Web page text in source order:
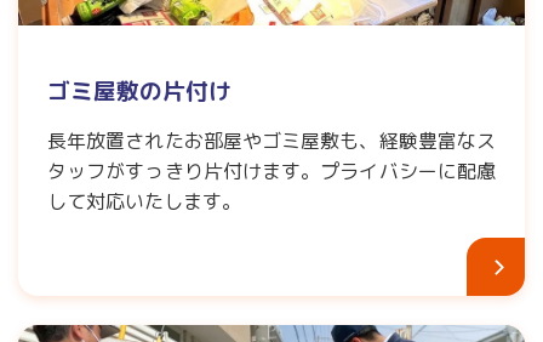
ゴミ屋敷の片付け
長年放置されたお部屋やゴミ屋敷も、経験豊富なス
タッフがすっきり片付けます。プライバシーに配慮
して対応いたします。